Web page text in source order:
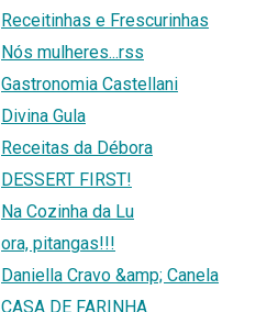
Receitinhas e Frescurinhas
Nós mulheres...rss
Gastronomia Castellani
Divina Gula
Receitas da Débora
DESSERT FIRST!
Na Cozinha da Lu
ora, pitangas!!!
Daniella Cravo &amp; Canela
CASA DE FARINHA